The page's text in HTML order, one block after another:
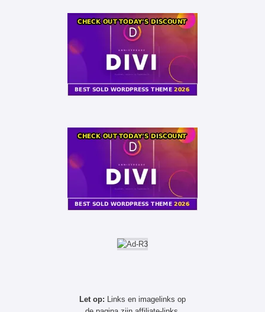
Let op: Links en imagelinks op